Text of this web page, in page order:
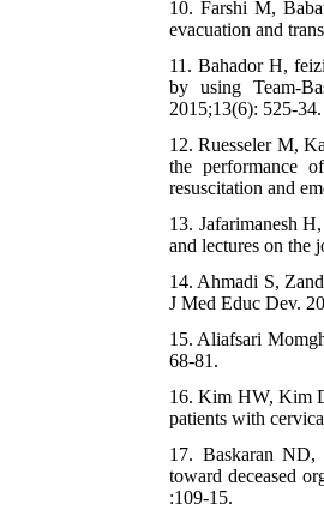
10. Farshi M,
evacuation and
11. Bahador H,
by using Team-
2015;13(6): 525-34.
12. Ruesseler M,
the performance
resuscitation and
13. Jafarimanesh
and lectures on the
14. Ahmadi S,
J Med Educ Dev.
15. Aliafsari
68-81.
16. Kim HW, Kim
patients with
17. Baskaran ND,
toward deceased
:109-15.